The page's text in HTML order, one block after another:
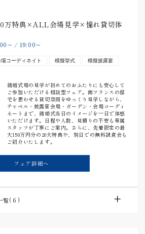
万特典×ALL会場見学×憧れ貸切体
〜/ 19:00〜
場コーディネイト 模擬挙式
模擬披露宴
結婚式場の見学が初めてのおふたりにも安心して
ご参加いただける相談型フェア。南フランスの邸
宅を思わせる貸切空間をゆっくり見学しながら、
チャペル・披露宴会場・ガーデン・会場コーディ
ネートまで、結婚式当日のイメージを一日で体感
いただけます。日程や人数、見積りの不安も専属
スタッフが丁寧にご案内。さらに、先着限定の最
大150万円分の20大特典や、別日での無料試食会も
ご紹介いたします。
フェア詳細へ
覧(6 )